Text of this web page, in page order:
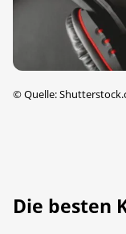
©Quelle:
Die besten